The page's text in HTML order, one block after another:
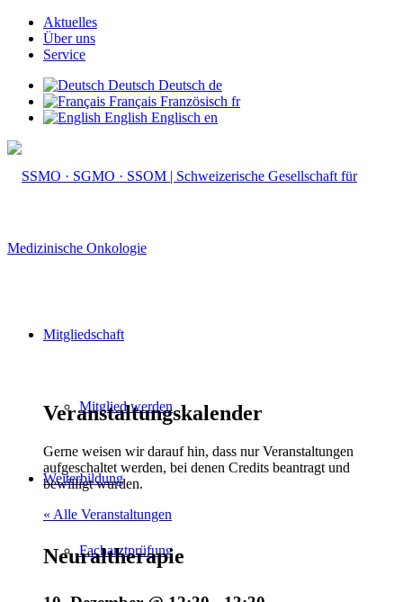
Aktuelles
Über uns
Service
Deutsch Deutsch de
Français Französisch fr
English Englisch en
Mitgliedschaft
Mitglied werden
Weiterbildung
Facharztprüfung
Veranstaltungskalender
Gerne weisen wir darauf hin, dass nur Veranstaltungen
aufgeschaltet werden, bei denen Credits beantragt und
bewilligt wurden.
« Alle Veranstaltungen
Neuraltherapie